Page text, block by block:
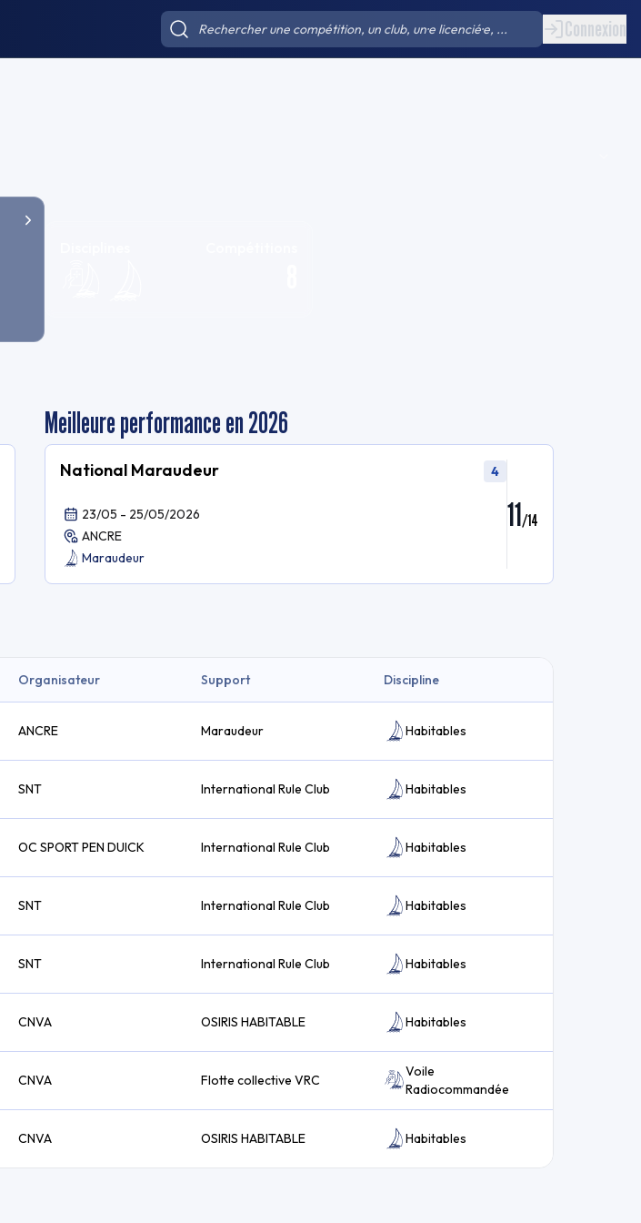
Connexion
Meilleure performance en 2026
National Maraudeur 4
23/05 - 25/05/2026
ANCRE
Maraudeur
11/14
Organisateur Support Discipline
ANCRE Maraudeur Habitables
SNT International Rule Club Habitables
OC SPORT PEN DUICK International Rule Club Habitables
SNT International Rule Club Habitables
SNT International Rule Club Habitables
CNVA OSIRIS HABITABLE Habitables
CNVA Flotte collective VRC
Voile
Radiocommandée
CNVA OSIRIS HABITABLE Habitables